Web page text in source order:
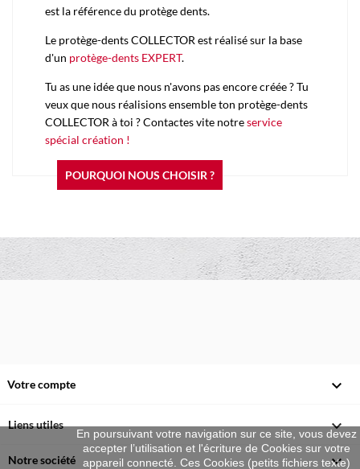
est la référence du protège dents.
Le protège-dents COLLECTOR est réalisé sur la base
d'un protège-dents EXPERT.
Tu as une idée que nous n'avons pas encore créée ? Tu
veux que nous réalisions ensemble ton protège-dents
COLLECTOR à toi ? Contactes vite notreservice
spécial création !
POURQUOI NOUS CHOISIR ?
Liens utiles 
Notre société 
Votre compte 
En poursuivant votre navigation sur ce site, vous devez
accepter l’utilisation et l'écriture de Cookies sur votre
appareil connecté. Ces Cookies (petits fichiers texte)